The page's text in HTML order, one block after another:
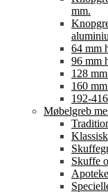
mm.
64 mm
96 mm
128
160
192-
Møbelgreb
Skuffe